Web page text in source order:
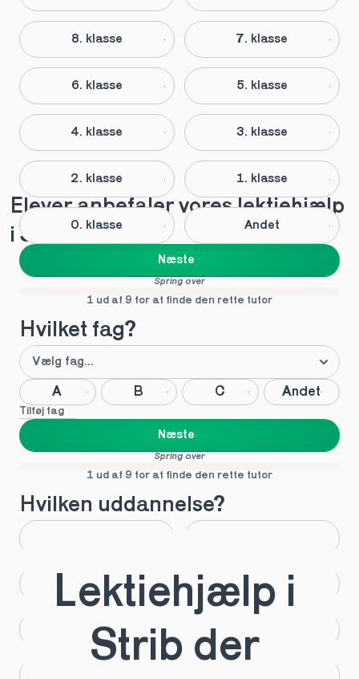
8. klasse 7. klasse
6. klasse 5. klasse
4. klasse 3. klasse
2. klasse 1. klasse
0. klasse Andet
Næste
Spring over
1 ud af 9 for at finde den rette tutor
Hvilket fag?
A B C Andet
Tilføj fag
Næste
Spring over
1 ud af 9 for at finde den rette tutor
Hvilken uddannelse?
HTX HF
IB
Elever anbefaler vores lektiehjælp
i Strib
Lektiehjælp i
Strib der